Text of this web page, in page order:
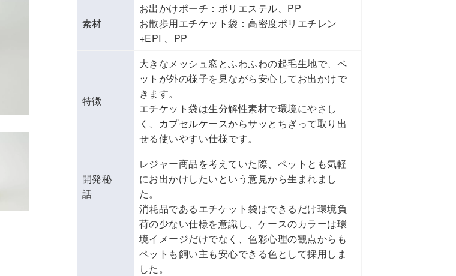
素材
お出かけポーチ：ポリエステル、PP
お散歩用エチケット袋：高密度ポリエチレン
+EPI 、PP
特徴
大きなメッシュ窓とふわふわの起毛生地で、ペ
ットが外の様子を見ながら安心してお出かけで
きます。
エチケット袋は生分解性素材で環境にやさし
く、カプセルケースからサッとちぎって取り出
せる使いやすい仕様です。
開発秘
話
レジャー商品を考えていた際、ペットとも気軽
にお出かけしたいという意見から生まれまし
た。
消耗品であるエチケット袋はできるだけ環境負
荷の少ない仕様を意識し、ケースのカラーは環
境イメージだけでなく、色彩心理の観点からも
ペットも飼い主も安心できる色として採用しま
した。